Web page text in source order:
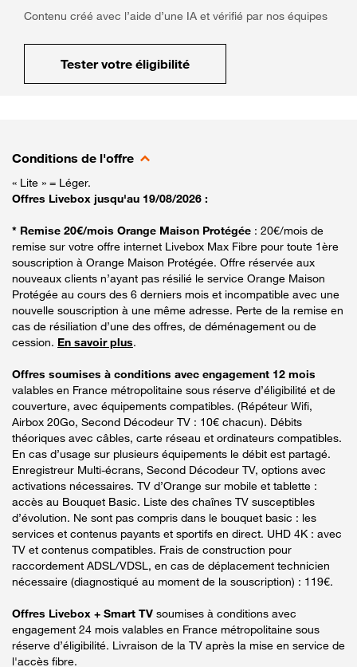
Contenu créé avec l’aide d’une IA et vérifié par nos équipes
Tester votre éligibilité
Conditions de l'offre
« Lite » = Léger.
Offres Livebox jusqu'au 19/08/2026 :
* Remise 20€/mois Orange Maison Protégée : 20€/mois de
remise sur votre offre internet Livebox Max Fibre pour toute 1ère
souscription à Orange Maison Protégée. Offre réservée aux
nouveaux clients n’ayant pas résilié le service Orange Maison
Protégée au cours des 6 derniers mois et incompatible avec une
nouvelle souscription à une même adresse. Perte de la remise en
cas de résiliation d’une des offres, de déménagement ou de
cession. En savoir plus.
Offres soumises à conditions avec engagement 12 mois
valables en France métropolitaine sous réserve d’éligibilité et de
couverture, avec équipements compatibles. (Répéteur Wifi,
Airbox 20Go, Second Décodeur TV : 10€ chacun). Débits
théoriques avec câbles, carte réseau et ordinateurs compatibles.
En cas d’usage sur plusieurs équipements le débit est partagé.
Enregistreur Multi-écrans, Second Décodeur TV, options avec
activations nécessaires. TV d’Orange sur mobile et tablette :
accès au Bouquet Basic. Liste des chaînes TV susceptibles
d’évolution. Ne sont pas compris dans le bouquet basic : les
services et contenus payants et sportifs en direct. UHD 4K : avec
TV et contenus compatibles. Frais de construction pour
raccordement ADSL/VDSL, en cas de déplacement technicien
nécessaire (diagnostiqué au moment de la souscription) : 119€.
Offres Livebox + Smart TV soumises à conditions avec
engagement 24 mois valables en France métropolitaine sous
réserve d’éligibilité. Livraison de la TV après la mise en service de
l'accès fibre.